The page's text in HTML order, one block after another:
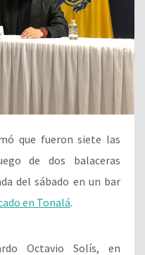
que fueron siete las
de dos balaceras
del sábado en un bar
en Tonalá.
Octavio Solís, en